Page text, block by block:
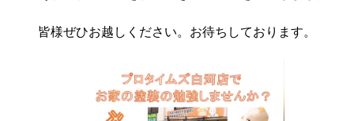
皆様ぜひお越しください。お待ちしております。